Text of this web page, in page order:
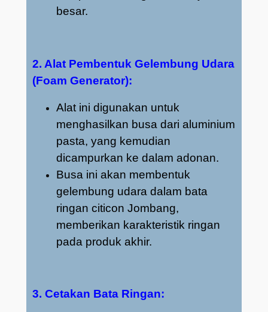
besar.
2. Alat Pembentuk Gelembung Udara
(Foam Generator):
Alat ini digunakan untuk
menghasilkan busa dari aluminium
pasta, yang kemudian
dicampurkan ke dalam adonan.
Busa ini akan membentuk
gelembung udara dalam bata
ringan citicon Jombang,
memberikan karakteristik ringan
pada produk akhir.
3. Cetakan Bata Ringan: